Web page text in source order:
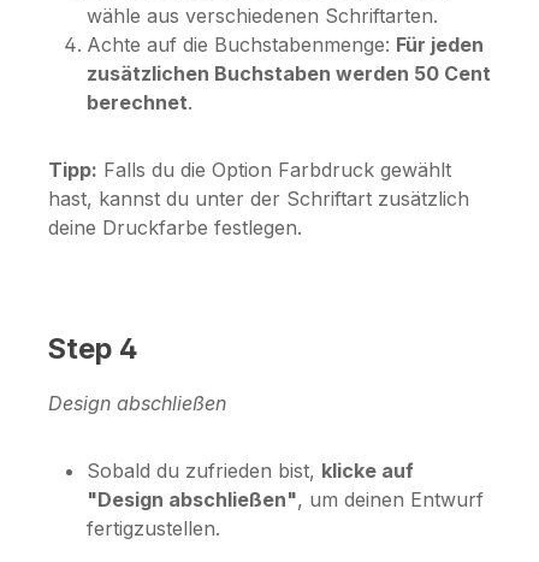
wähle aus verschiedenen Schriftarten.
Achte auf die Buchstabenmenge: Für jeden
zusätzlichen Buchstaben werden 50 Cent
berechnet.
Tipp: Falls du die Option Farbdruck gewählt
hast, kannst du unter der Schriftart zusätzlich
deine Druckfarbe festlegen.
Step 4
Design abschließen
Sobald du zufrieden bist, klicke auf
"Design abschließen", um deinen Entwurf
fertigzustellen.